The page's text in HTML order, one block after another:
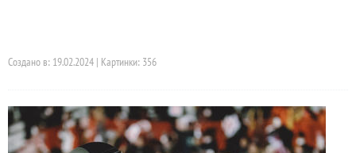
Создано в: 19.02.2024 | Картинки: 356